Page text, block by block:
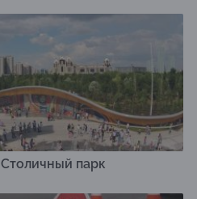
парк